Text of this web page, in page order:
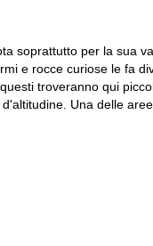
soprattutto per la sua
e rocce curiose le fa
troveranno qui
Una delle